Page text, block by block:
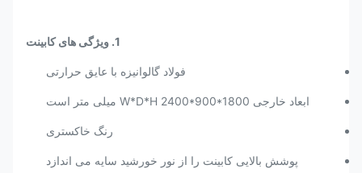
1. ویژگی های کابینت
فولاد گالوانیزه با عایق حرارتی
ابعاد خارجی W*D*H 2400*900*1800 میلی متر است
رنگ خاکستری
پوشش بالایی کابینت را از نور خورشید سایه می اندازد